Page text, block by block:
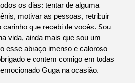
os dias: tentar de alguma
motivar as pessoas, retribuir
carinho que recebi de vocês. Sou
vida, ainda mais que sou um
esse abraço imenso e caloroso
e contem comigo em todas
Guga na ocasião.